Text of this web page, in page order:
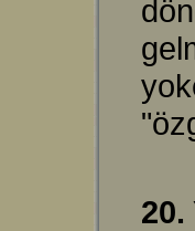
20.